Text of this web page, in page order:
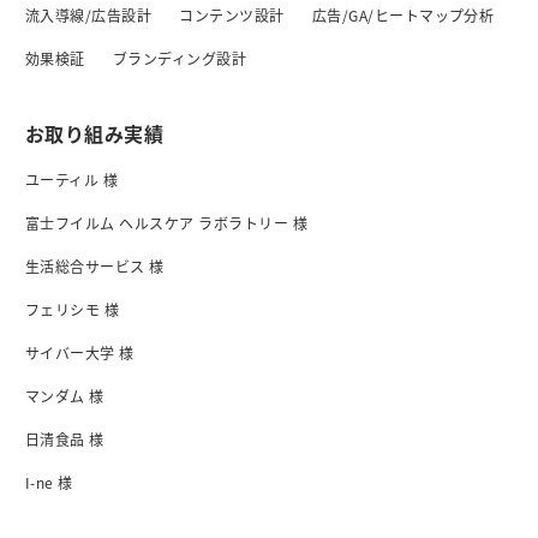
流入導線/広告設計 コンテンツ設計 広告/GA/ヒートマップ分析
効果検証 ブランディング設計
お取り組み実績
ユーティル 様
富士フイルム ヘルスケア ラボラトリー 様
生活総合サービス 様
フェリシモ 様
サイバー大学 様
マンダム 様
日清食品 様
I-ne 様